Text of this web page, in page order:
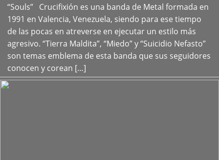
“Souls” Crucifixión es una banda de Metal formada en
1991 en Valencia, Venezuela, siendo para ese tiempo
de las pocas en atreverse en ejecutar un estilo más
agresivo. “Tierra Maldita”, “Miedo” y “Suicidio Nefasto”
son temas emblema de esta banda que sus seguidores
conocen y corean […]
+